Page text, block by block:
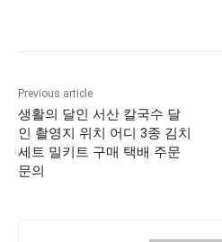
Previous article
생활의 달인 서산 칼국수 달
인 촬영지 위치 어디 3종 김치
세트 밀키트 구매 택배 주문
문의